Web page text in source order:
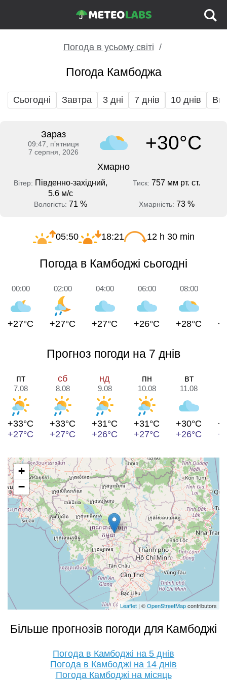
Погода в усьому світі
Погода Камбоджа
Сьогодні Завтра 3 дні 7 днів 10 днів
Зараз
09:47, пʼятниця
7 серпня, 2026
+30°C
Хмарно
Вітер: Південно-західний,
5.6 м/с
Тиск: 757 мм рт. ст.
Вологість: 71 % Хмарність: 73 %
05:50 18:21 12 h 30 min
Погода в Камбоджі сьогодні
00:00
+27°C
02:00
+27°C
04:00
+27°C
06:00
+26°C
08:00
+28°C
Прогноз погоди на 7 днів
пт
7.08
+33°C
+27°C
сб
8.08
+33°C
+27°C
нд
9.08
+31°C
+26°C
пн
10.08
+31°C
+27°C
вт
11.08
+30°C
+26°C
+
−
Leaflet | ©OpenStreetMapcontributors
Більше прогнозів погоди для Камбоджі
Погода в Камбоджі на 5 днів
Погода в Камбоджі на 14 днів
Погода Камбоджі на місяць